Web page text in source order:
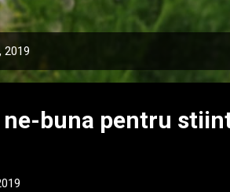
2019
ne-buna pentru